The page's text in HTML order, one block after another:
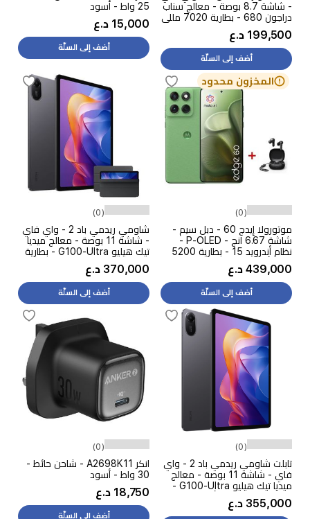
- شاشة 8.7 بوصة - معالج سناب
دراجون 680 - بطارية 7020 مللي
امبير بالساعة + هدية مجانية
199,500 د.ع
أضف إلى السلّة
25 واط - أسود
15,000 د.ع
أضف إلى السلّة
المخزون محدود
(0)
موتورولا إيدج 60 - دبل سيم -
شاشة 6.67 انج - P-OLED -
نظام أندرويد 15 - بطارية 5200
مللي أمبير بالساعة، ميزات الذكاء
الاصطناعي + سماعة
439,000 د.ع
أضف إلى السلّة
(0)
شاومي ريدمي باد 2 - واي فاي
- شاشة 11 بوصة - معالج ميديا
تيك هيليو G100-Ultra - بطارية
واط + كفر
370,000 د.ع
أضف إلى السلّة
(0)
تابلت شاومي ريدمي باد 2 - واي
فاي - شاشة 11 بوصة - معالج
ميديا تيك هيليو G100-Ultra -
18 واط - ميزات الذكاء
355,000 د.ع
(0)
انكر A2698K11 - شاحن حائط -
30 واط - أسود
18,750 د.ع
أضف إلى السلّة